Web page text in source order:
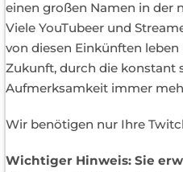
einen großen Namen in der
Viele YouTubeer und
von diesen Einkünften
Zukunft, durch die konstant
Aufmerksamkeit immer
Wir benötigen nur Ihre
Wichtiger Hinweis: Sie